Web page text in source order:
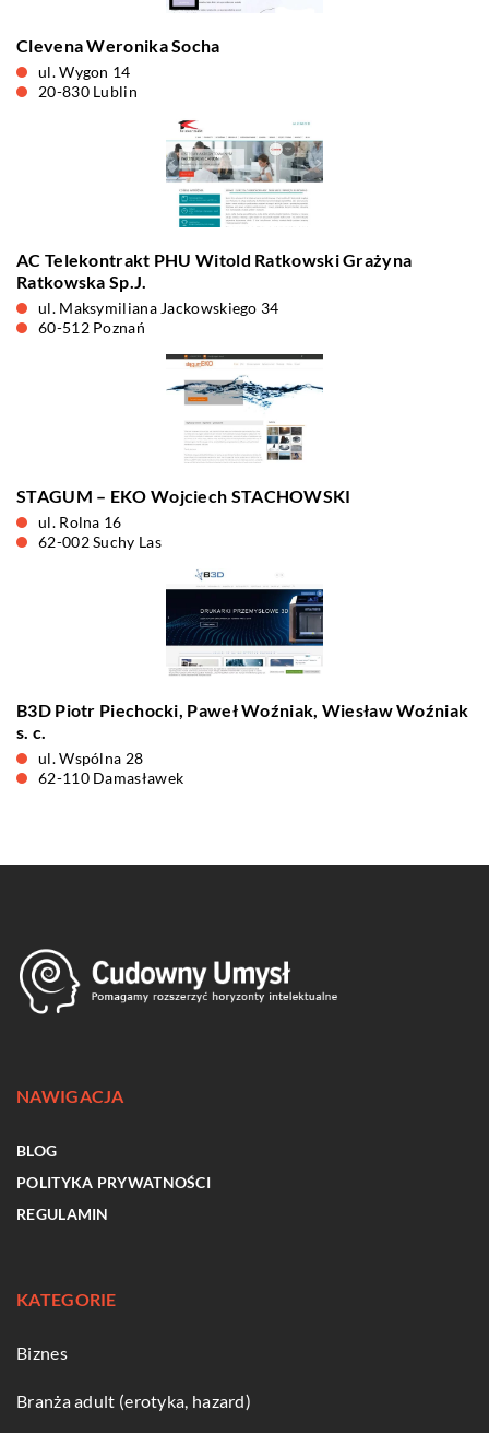
Clevena Weronika Socha
ul. Wygon 14
20-830 Lublin
AC Telekontrakt PHU Witold Ratkowski Grażyna
Ratkowska Sp.J.
ul. Maksymiliana Jackowskiego 34
60-512 Poznań
STAGUM – EKO Wojciech STACHOWSKI
ul. Rolna 16
62-002 Suchy Las
B3D Piotr Piechocki, Paweł Woźniak, Wiesław Woźniak
s. c.
ul. Wspólna 28
62-110 Damasławek
NAWIGACJA
BLOG
POLITYKA PRYWATNOŚCI
REGULAMIN
KATEGORIE
Biznes
Branża adult (erotyka, hazard)